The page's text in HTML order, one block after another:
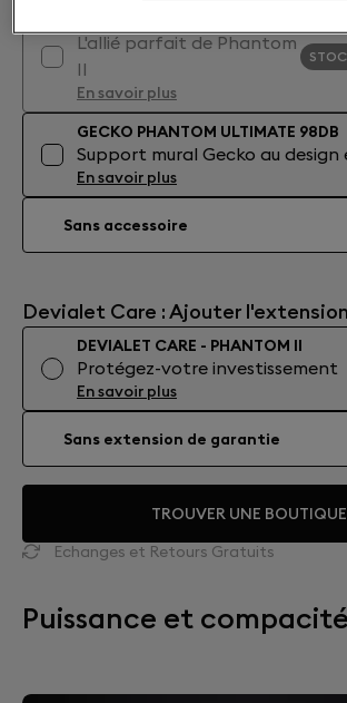
L'allié parfait de Phantom
II
En savoir plus
GECKO PHANTOM ULTIMATE 98DB
Support mural Gecko au design
En savoir plus
Sans accessoire
Devialet Care : Ajouter
DEVIALET CARE - PHANTOM II
Protégez-votre investissement
En savoir plus
Sans extension de garantie
TROUVER UNE BOUTIQUE
Echanges et Retours Gratuits
Puissance et